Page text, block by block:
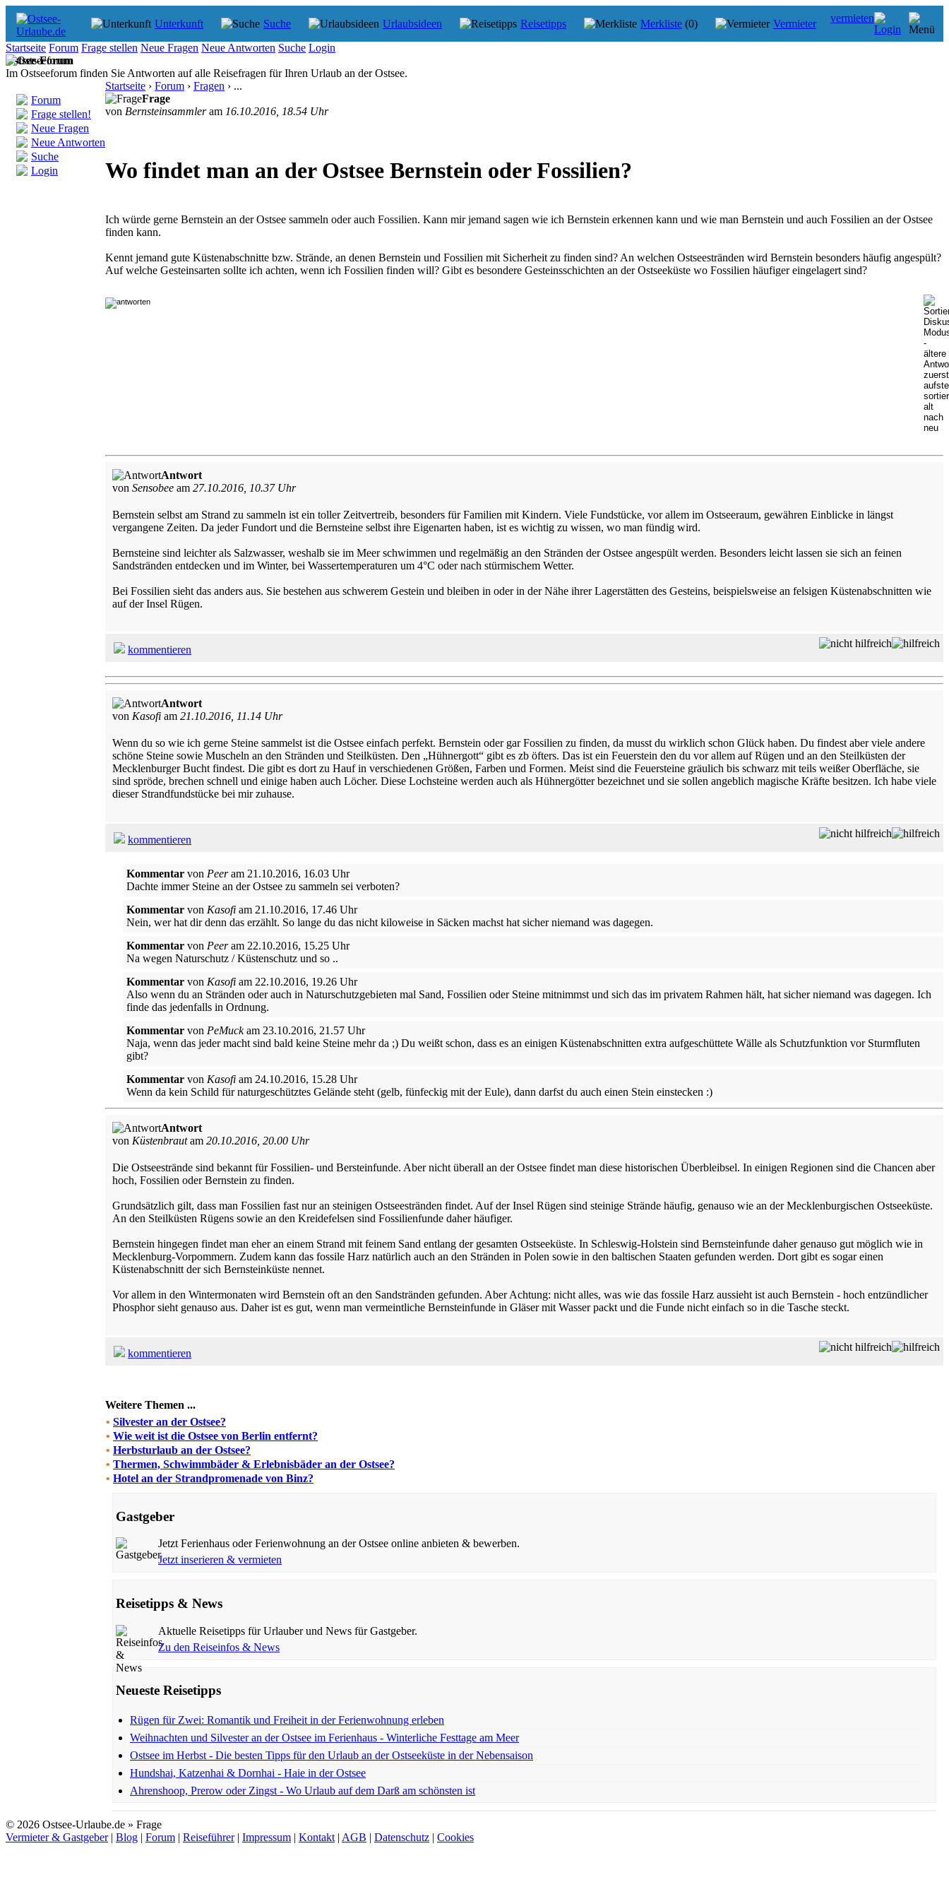
Unterkunft Suche Urlaubsideen Reisetipps Merkliste (0) Vermieter vermieten
Startseite Forum Frage stellen Neue Fragen Neue Antworten Suche Login
Ostsee-Forum
Im Ostseeforum finden Sie Antworten auf alle Reisefragen für Ihren Urlaub an der Ostsee.
Forum
Frage stellen!
Neue Fragen
Neue Antworten
Suche
Login
Startseite › Forum › Fragen › ...
Frage
von Bernsteinsammleram 16.10.2016, 18.54 Uhr
Wo findet man an der Ostsee Bernstein oder Fossilien?
Ich würde gerne Bernstein an der Ostsee sammeln oder auch Fossilien. Kann mir jemand sagen wie ich Bernstein erkennen kann und wie man Bernstein und auch Fossilien an der Ostsee
finden kann.
Kennt jemand gute Küstenabschnitte bzw. Strände, an denen Bernstein und Fossilien mit Sicherheit zu finden sind? An welchen Ostseestränden wird Bernstein besonders häufig angespült?
Auf welche Gesteinsarten sollte ich achten, wenn ich Fossilien finden will? Gibt es besondere Gesteinsschichten an der Ostseeküste wo Fossilien häufiger eingelagert sind?
Antwort
von Sensobee am 27.10.2016, 10.37 Uhr
Bernstein selbst am Strand zu sammeln ist ein toller Zeitvertreib, besonders für Familien mit Kindern. Viele Fundstücke, vor allem im Ostseeraum, gewähren Einblicke in längst
vergangene Zeiten. Da jeder Fundort und die Bernsteine selbst ihre Eigenarten haben, ist es wichtig zu wissen, wo man fündig wird.
Bernsteine sind leichter als Salzwasser, weshalb sie im Meer schwimmen und regelmäßig an den Stränden der Ostsee angespült werden. Besonders leicht lassen sie sich an feinen
Sandstränden entdecken und im Winter, bei Wassertemperaturen um 4°C oder nach stürmischem Wetter.
Bei Fossilien sieht das anders aus. Sie bestehen aus schwerem Gestein und bleiben in oder in der Nähe ihrer Lagerstätten des Gesteins, beispielsweise an felsigen Küstenabschnitten wie
auf der Insel Rügen.
kommentieren
Antwort
von Kasofi am 21.10.2016, 11.14 Uhr
Wenn du so wie ich gerne Steine sammelst ist die Ostsee einfach perfekt. Bernstein oder gar Fossilien zu finden, da musst du wirklich schon Glück haben. Du findest aber viele andere
schöne Steine sowie Muscheln an den Stränden und Steilküsten. Den „Hühnergott“ gibt es zb öfters. Das ist ein Feuerstein den du vor allem auf Rügen und an den Steilküsten der
Mecklenburger Bucht findest. Die gibt es dort zu Hauf in verschiedenen Größen, Farben und Formen. Meist sind die Feuersteine gräulich bis schwarz mit teils weißer Oberfläche, sie
sind spröde, brechen schnell und einige haben auch Löcher. Diese Lochsteine werden auch als Hühnergötter bezeichnet und sie sollen angeblich magische Kräfte besitzen. Ich habe viele
dieser Strandfundstücke bei mir zuhause.
kommentieren
Kommentar von Peeram 21.10.2016, 16.03 Uhr
Dachte immer Steine an der Ostsee zu sammeln sei verboten?
Kommentar von Kasofi am 21.10.2016, 17.46 Uhr
Nein, wer hat dir denn das erzählt. So lange du das nicht kiloweise in Säcken machst hat sicher niemand was dagegen.
Kommentar von Peeram 22.10.2016, 15.25 Uhr
Na wegen Naturschutz / Küstenschutz und so ..
Kommentar von Kasofi am 22.10.2016, 19.26 Uhr
Also wenn du an Stränden oder auch in Naturschutzgebieten mal Sand, Fossilien oder Steine mitnimmst und sich das im privatem Rahmen hält, hat sicher niemand was dagegen. Ich
finde das jedenfalls in Ordnung.
Kommentar von PeMuckam 23.10.2016, 21.57 Uhr
Naja, wenn das jeder macht sind bald keine Steine mehr da ;) Du weißt schon, dass es an einigen Küstenabschnitten extra aufgeschüttete Wälle als Schutzfunktion vor Sturmfluten
gibt?
Kommentar von Kasofi am 24.10.2016, 15.28 Uhr
Wenn da kein Schild für naturgeschütztes Gelände steht (gelb, fünfeckig mit der Eule), dann darfst du auch einen Stein einstecken :)
Antwort
von Küstenbrautam 20.10.2016, 20.00 Uhr
Die Ostseestrände sind bekannt für Fossilien- und Bersteinfunde. Aber nicht überall an der Ostsee findet man diese historischen Überbleibsel. In einigen Regionen sind die Chancen aber
hoch, Fossilien oder Bernstein zu finden.
Grundsätzlich gilt, dass man Fossilien fast nur an steinigen Ostseestränden findet. Auf der Insel Rügen sind steinige Strände häufig, genauso wie an der Mecklenburgischen Ostseeküste.
An den Steilküsten Rügens sowie an den Kreidefelsen sind Fossilienfunde daher häufiger.
Bernstein hingegen findet man eher an einem Strand mit feinem Sand entlang der gesamten Ostseeküste. In Schleswig-Holstein sind Bernsteinfunde daher genauso gut möglich wie in
Mecklenburg-Vorpommern. Zudem kann das fossile Harz natürlich auch an den Stränden in Polen sowie in den baltischen Staaten gefunden werden. Dort gibt es sogar einen
Küstenabschnitt der sich Bernsteinküste nennet.
Vor allem in den Wintermonaten wird Bernstein oft an den Sandstränden gefunden. Aber Achtung: nicht alles, was wie das fossile Harz aussieht ist auch Bernstein - hoch entzündlicher
Phosphor sieht genauso aus. Daher ist es gut, wenn man vermeintliche Bernsteinfunde in Gläser mit Wasser packt und die Funde nicht einfach so in die Tasche steckt.
kommentieren
Weitere Themen ...
• Silvester an der Ostsee?
• Wie weit ist die Ostsee von Berlin entfernt?
• Herbsturlaub an der Ostsee?
• Thermen, Schwimmbäder & Erlebnisbäder an der Ostsee?
• Hotel an der Strandpromenade von Binz?
Gastgeber
Jetzt Ferienhaus oder Ferienwohnung an der Ostsee online anbieten & bewerben.
Jetzt inserieren & vermieten
Reisetipps & News
Aktuelle Reisetipps für Urlauber und News für Gastgeber.
Zu den Reiseinfos & News
Neueste Reisetipps
Rügen für Zwei: Romantik und Freiheit in der Ferienwohnung erleben
Weihnachten und Silvester an der Ostsee im Ferienhaus - Winterliche Festtage am Meer
Ostsee im Herbst - Die besten Tipps für den Urlaub an der Ostseeküste in der Nebensaison
Hundshai, Katzenhai & Dornhai - Haie in der Ostsee
Ahrenshoop, Prerow oder Zingst - Wo Urlaub auf dem Darß am schönsten ist
© 2026 Ostsee-Urlaube.de » Frage
Vermieter & Gastgeber| Blog | Forum | Reiseführer| Impressum | Kontakt | AGB | Datenschutz | Cookies